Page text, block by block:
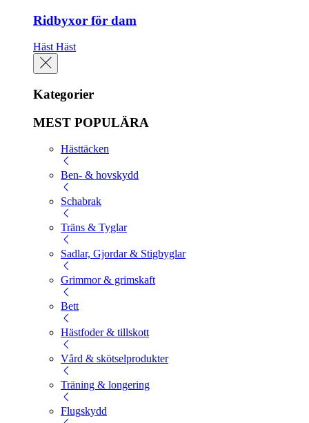
Ridbyxor för dam
Häst Häst
Kategorier
MEST POPULÄRA
Hästtäcken
Ben- & hovskydd
Schabrak
Träns & Tyglar
Sadlar, Gjordar & Stigbyglar
Grimmor & grimskaft
Bett
Hästfoder & tillskott
Vård & skötselprodukter
Träning & longering
Flugskydd